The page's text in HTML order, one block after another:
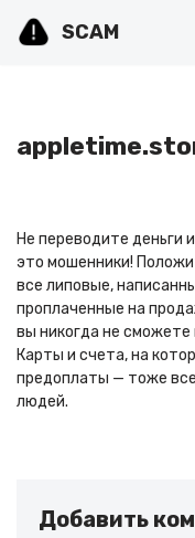
SCAM
Не переводите
это мошенники!
все липовые,
проплаченные на
вы никогда не сможете
Карты и счета, на
предоплаты — тоже
людей.
Добавить